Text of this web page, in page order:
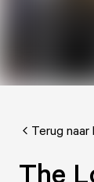
Terug
The